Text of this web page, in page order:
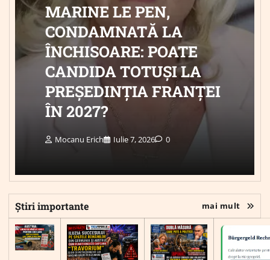
MARINE LE PEN,
CONDAMNATĂ LA
ÎNCHISOARE: POATE
CANDIDA TOTUȘI LA
PREȘEDINȚIA FRANȚEI
ÎN 2027?
Mocanu Erich Iulie 7, 2026 0
Știri importante mai mult